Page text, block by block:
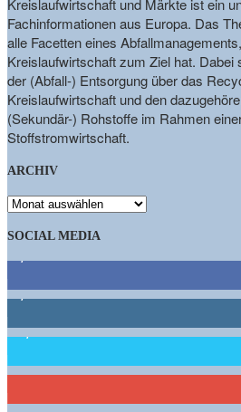
Kreislaufwirtschaft und Märkte ist ein
Fachinformationen aus Europa. Das
alle Facetten eines
Kreislaufwirtschaft zum Ziel hat.
der (Abfall-) Entsorgung über das
Kreislaufwirtschaft und den
(Sekundär-) Rohstoffe im Rahmen
Stoffstromwirtschaft.
ARCHIV
ARCHIV
SOCIAL MEDIA
1,662 Follower
15,658 Follower
460 Abonnenten